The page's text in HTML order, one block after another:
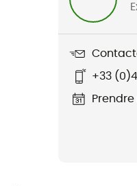
Imperméabilité
+33 (0)4